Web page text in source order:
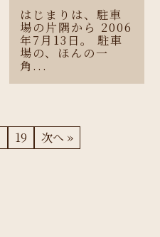
はじまりは、駐車
場の片隅から 2006
年7月13日。 駐車
場の、ほんの一
角...
19 次へ »